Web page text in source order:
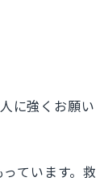
に強くお願い
ています。救